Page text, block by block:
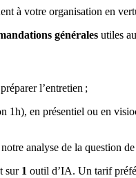
à votre organisation en
générales utiles
l’entretien ;
1h), en présentiel ou en
analyse de la question
sur 1 outil d’IA. Un tarif